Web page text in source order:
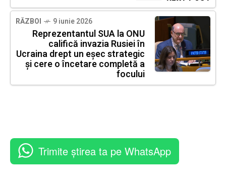
RĂZBOI 9 iunie 2026
Reprezentantul SUA la ONU
califică invazia Rusiei în
Ucraina drept un eșec strategic
și cere o încetare completă a
focului
Trimite știrea ta pe WhatsApp